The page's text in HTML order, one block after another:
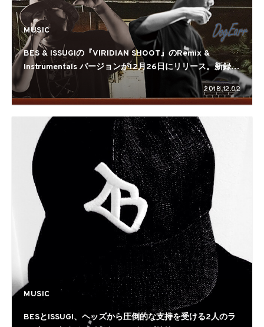
MUSIC
BES & ISSUGIの『VIRIDIAN SHOOT』のRemix &
Instrumentals バージョンが12月26日にリリース。新録音
源まで収録したスペシャルエディション
2018.12.02
MUSIC
BESとISSUGI、ヘッズから圧倒的な支持を受ける2人のラ